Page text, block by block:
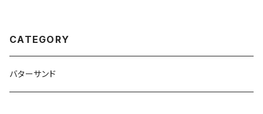
CATEGORY
バターサンド